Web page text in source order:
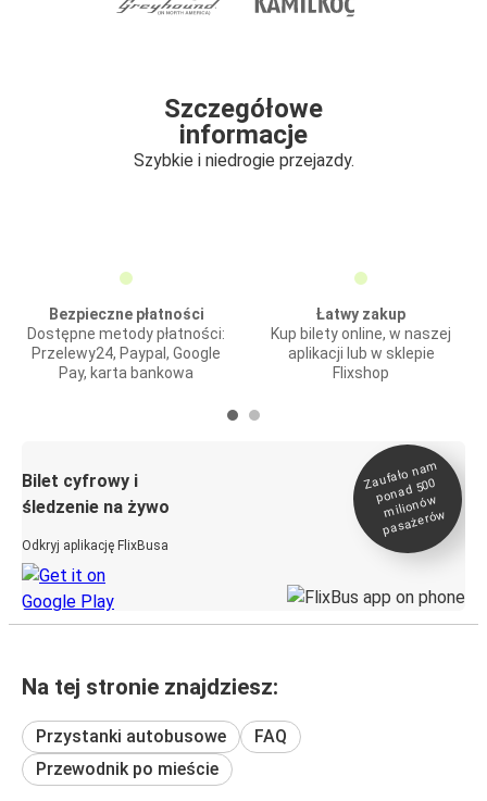
Szczegółowe
informacje
Szybkie i niedrogie przejazdy.
Bezpieczne płatności
Dostępne metody płatności:
Przelewy24, Paypal, Google
Pay, karta bankowa
Łatwy zakup
Kup bilety online, w naszej
aplikacji lub w sklepie
Flixshop
Bilet cyfrowy i
śledzenie na żywo
Odkryj aplikację FlixBusa
Zaufało na
m
ponad 500
milionó
w
pasażeró
w
Na tej stronie znajdziesz:
Przystanki autobusowe
FAQ
Przewodnik po mieście